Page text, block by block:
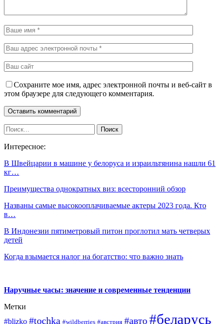
Сохраните мое имя, адрес электронной почты и веб-сайт в
этом браузере для следующего комментария.
Интересное:
В Швейцарии в машине у белоруса и израильтянина нашли 61
кг…
Преимущества однократных виз: всесторонний обзор
Названы самые высокооплачиваемые актеры 2023 года. Кто
в…
В Индонезии пятиметровый питон проглотил мать четверых
детей
Когда взымается налог на богатство: что важно знать
Наручные часы: значение и современные тенденции
Метки
#blizko #tochka #wildberries #австрия #авто#беларусь